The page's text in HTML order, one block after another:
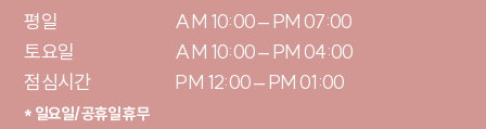
평일
토요일
점심시간
AM 10:00 – PM 07:00
AM 10:00 – PM 04:00
PM 12:00 – PM 01:00
* 일요일/공휴일 휴무